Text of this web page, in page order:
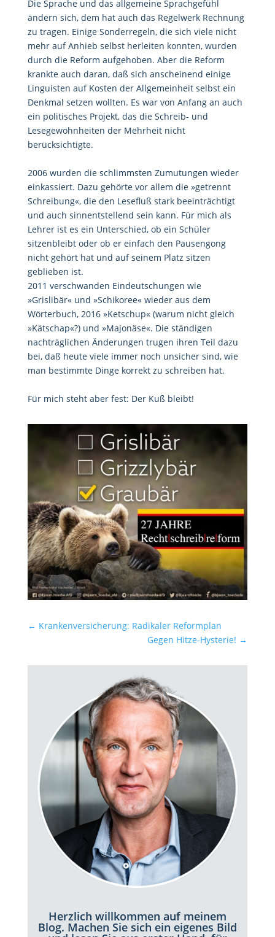
Die Sprache und das allgemeine Sprachgefühl
ändern sich, dem hat auch das Regelwerk Rechnung
zu tragen. Einige Sonderregeln, die sich viele nicht
mehr auf Anhieb selbst herleiten konnten, wurden
durch die Reform aufgehoben. Aber die Reform
krankte auch daran, daß sich anscheinend einige
Linguisten auf Kosten der Allgemeinheit selbst ein
Denkmal setzen wollten. Es war von Anfang an auch
ein politisches Projekt, das die Schreib- und
Lesegewohnheiten der Mehrheit nicht
berücksichtigte.
2006 wurden die schlimmsten Zumutungen wieder
einkassiert. Dazu gehörte vor allem die »getrennt
Schreibung«, die den Lesefluß stark beeinträchtigt
und auch sinnentstellend sein kann. Für mich als
Lehrer ist es ein Unterschied, ob ein Schüler
sitzenbleibt oder ob er einfach den Pausengong
nicht gehört hat und auf seinem Platz sitzen
geblieben ist.
2011 verschwanden Eindeutschungen wie
»Grislibär« und »Schikoree« wieder aus dem
Wörterbuch, 2016 »Ketschup« (warum nicht gleich
»Kätschap«?) und »Majonäse«. Die ständigen
nachträglichen Änderungen trugen ihren Teil dazu
bei, daß heute viele immer noch unsicher sind, wie
man bestimmte Dinge korrekt zu schreiben hat.
Für mich steht aber fest: Der Kuß bleibt!
← Krankenversicherung: Radikaler Reformplan
Gegen Hitze-Hysterie! →
Herzlich willkommen auf meinem
Blog. Machen Sie sich ein eigenes Bild